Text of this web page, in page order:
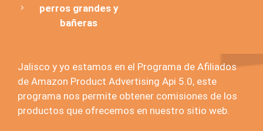
perros grandes y
bañeras
Jalisco y yo estamos en el Programa de Afiliados
de Amazon Product Advertising Api 5.0, este
programa nos permite obtener comisiones de los
productos que ofrecemos en nuestro sitio web.